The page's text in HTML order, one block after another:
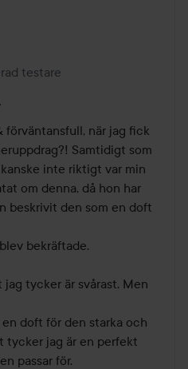
8 månader
testare
förväntansfull, när jag fick
Samtidigt som
inte riktigt var min
om denna, då hon har
beskrivit den som en doft
bekräftade.
tycker är svårast. Men
en doft för den starka och
tycker jag är en perfekt
passar för.